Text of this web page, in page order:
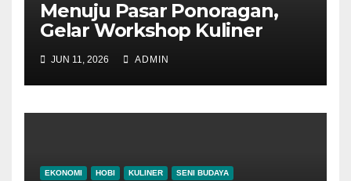
Menuju Pasar Ponoragan,
Gelar Workshop Kuliner
Tradisional Ponorogo
JUN 11, 2026 ADMIN
EKONOMI HOBI KULINER SENI BUDAYA